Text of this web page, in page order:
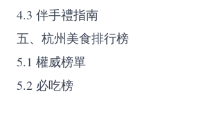
4.3 伴手禮指南
五、杭州美食排行榜
5.1 權威榜單
5.2 必吃榜